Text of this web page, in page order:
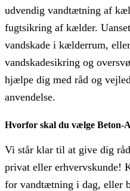
udvendig vandtætning af
fugtsikring af kælder.
vandskade i kælderrum,
vandskadesikring og
hjælpe dig med råd og
anvendelse.
Hvorfor skal du vælge Beton-
Vi står klar til at give dig
privat eller erhvervskunde!
for vandtætning i dag, eller